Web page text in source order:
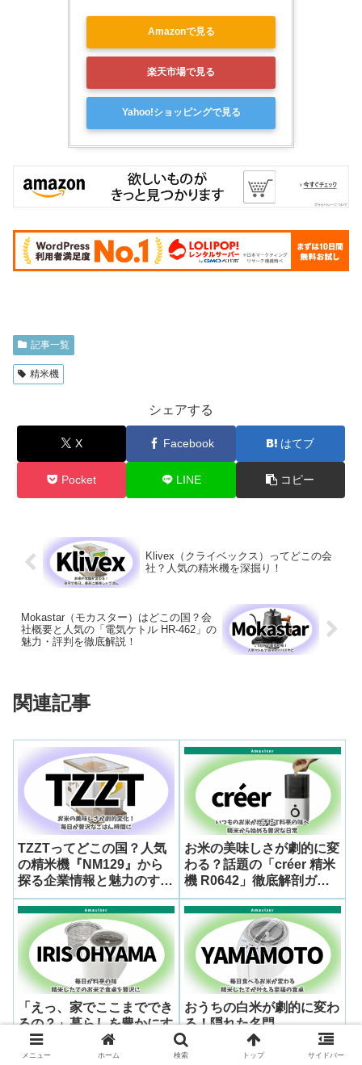
Amazonで見る
楽天市場で見る
Yahoo!ショッピングで見る
記事一覧
精米機
シェアする
X Facebook はてブ
Pocket LINE コピー
Klivex（クライベックス）ってどこの会
社？人気の精米機を深掘り！
Mokastar（モカスター）はどこの国？会
社概要と人気の「電気ケトル HR-462」の
魅力・評判を徹底解説！
関連記事
TZZTってどこの国？人気
の精米機『NM129』から
探る企業情報と魅力のすべ
て
お米の美味しさが劇的に変
わる？話題の「créer 精米
機 R0642」徹底解剖ガイ
ド
「えっ、家でここまででき
るの？」暮らしを豊かにす
る「IRIS OHYAMA 精米機
RCI-C5-C」の底力
おうちの白米が劇的に変わ
る！隠れた名門
「YAMAMOTO」の企業哲
学と「MB-RC52W 精米
メニュー ホーム 検索 トップ サイドバー